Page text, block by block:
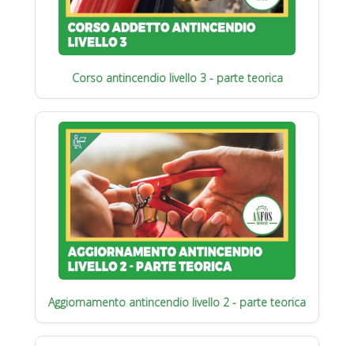
Corso antincendio livello 3 - parte teorica
Aggiornamento antincendio livello 2 - parte teorica